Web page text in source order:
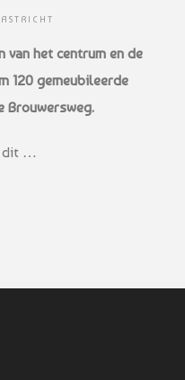
van het centrum en de
120 gemeubileerde
Brouwersweg.
dit …